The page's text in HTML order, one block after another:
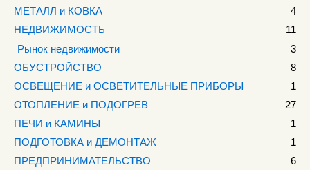
МЕТАЛЛ и КОВКА
4
НЕДВИЖИМОСТЬ
11
Рынок недвижимости
3
ОБУСТРОЙСТВО
8
ОСВЕЩЕНИЕ и ОСВЕТИТЕЛЬНЫЕ ПРИБОРЫ
1
ОТОПЛЕНИЕ и ПОДОГРЕВ
27
ПЕЧИ и КАМИНЫ
1
ПОДГОТОВКА и ДЕМОНТАЖ
1
ПРЕДПРИНИМАТЕЛЬСТВО
6